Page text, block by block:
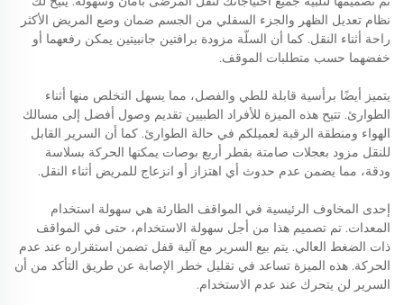
نظام تعديل الظهر والجزء السفلي من الجسم ضمان وضع المريض الأكثر
راحة أثناء النقل. كما أن السلّة مزودة برافتين جانبيتين يمكن رفعهما أو
خفضهما حسب متطلبات الموقف.
يتميز أيضًا برأسية قابلة للطي والفصل، مما يسهل التخلص منها أثناء
الطوارئ. تتيح هذه الميزة للأفراد الطبيين تقديم وصول أفضل إلى مسالك
الهواء ومنطقة الرقبة لعميلكم في حالة الطوارئ. كما أن السرير القابل
للنقل مزود بعجلات صامتة بقطر أربع بوصات يمكنها الحركة بسلاسة
ودقة، مما يضمن عدم حدوث أي اهتزاز أو انزعاج للمريض أثناء النقل.
إحدى المخاوف الرئيسية في المواقف الطارئة هي سهولة استخدام
المعدات. تم تصميم هذا من أجل سهولة الاستخدام، حتى في المواقف
ذات الضغط العالي. يتم بيع السرير مع آلية قفل تضمن استقراره عند عدم
الحركة. هذه الميزة تساعد في تقليل خطر الإصابة عن طريق التأكد من أن
السرير لن يتحرك عند عدم الاستخدام.